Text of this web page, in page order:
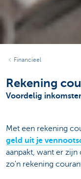
Financieel
Rekening
Voordelig
Met een rekening
geld uit je
aanpakt, want er zijn
zo'n rekening